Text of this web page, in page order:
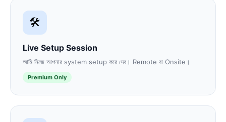
🛠️
Live Setup Session
আমি নিজে আপনার system setup করে দেব। Remote বা Onsite।
Premium Only